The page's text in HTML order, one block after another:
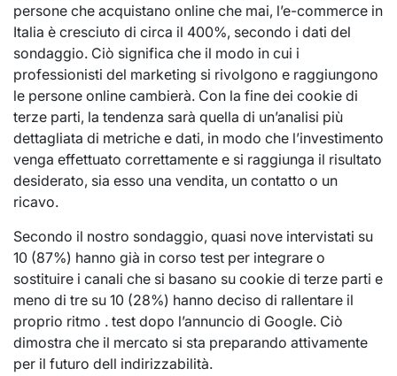
persone che acquistano online che mai, l’e-commerce in
Italia è cresciuto di circa il 400%, secondo i dati del
sondaggio. Ciò significa che il modo in cui i
professionisti del marketing si rivolgono e raggiungono
le persone online cambierà. Con la fine dei cookie di
terze parti, la tendenza sarà quella di un’analisi più
dettagliata di metriche e dati, in modo che l’investimento
venga effettuato correttamente e si raggiunga il risultato
desiderato, sia esso una vendita, un contatto o un
ricavo.
Secondo il nostro sondaggio, quasi nove intervistati su
10 (87%) hanno già in corso test per integrare o
sostituire i canali che si basano su cookie di terze parti e
meno di tre su 10 (28%) hanno deciso di rallentare il
proprio ritmo . test dopo l’annuncio di Google. Ciò
dimostra che il mercato si sta preparando attivamente
per il futuro dell indirizzabilità.